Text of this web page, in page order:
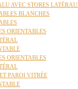
AVEC STORES
BLANCHES
ORIENTABLES
ORIENTABLES
PAROI VITRÉE